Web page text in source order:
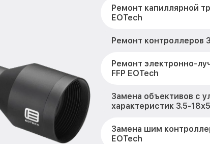
Ремонт капиллярной
EOTech
Ремонт контроллеров
Ремонт электронно-
FFP EOTech
Замена объективов с
характеристик 3.5-
Замена шим
EOTech